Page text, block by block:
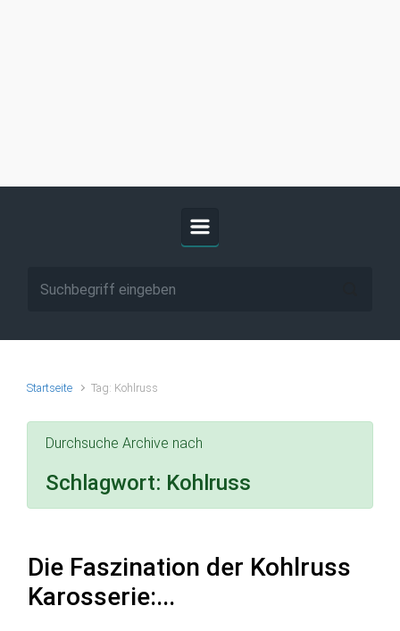
Startseite Tag: Kohlruss
Durchsuche Archive nach
Schlagwort: Kohlruss
Die Faszination der Kohlruss
Karosserie:...